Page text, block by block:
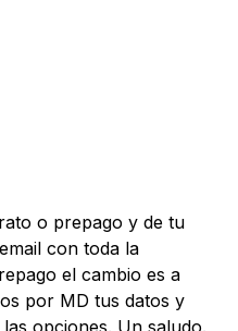
o prepago y de tu
con toda la
el cambio es a
por MD tus datos y
opciones. Un saludo.